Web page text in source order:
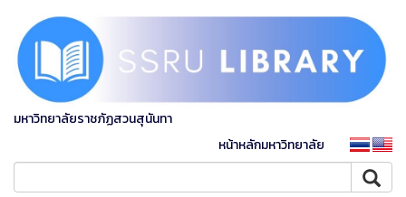
มหาวิทยาลัยราชภัฏสวนสุนันทา
หน้าหลักมหาวิทยาลัย